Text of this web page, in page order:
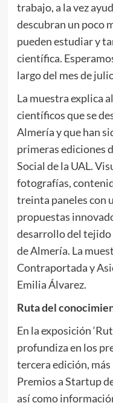
trabajo, a la vez
descubran un poco
pueden estudiar y
científica.
largo del mes de
La muestra explica
científicos que se
Almería y que han
primeras ediciones
Social de la UAL.
fotografías,
treinta paneles con
propuestas
desarrollo del
de Almería. La
Contraportada y
Emilia Álvarez.
Ruta del
En la exposición
profundiza en los
tercera edición,
Premios a Startup
así como